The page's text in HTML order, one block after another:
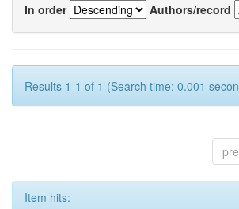
In order
Authors/record
Results 1-1 of 1 (Search time: 0.001
Item hits: